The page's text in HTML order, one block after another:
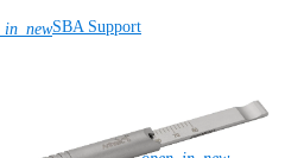
SBA Support